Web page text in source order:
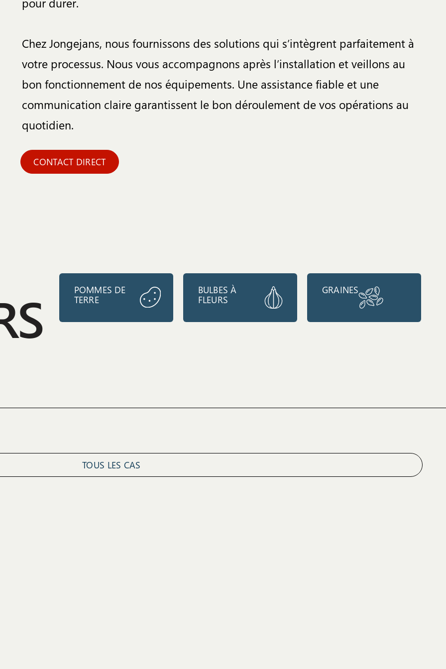
Chez Jongejans, nous fournissons des solutions qui s’intègrent parfaitement à
votre processus. Nous vous accompagnons après l’installation et veillons au
bon fonctionnement de nos équipements. Une assistance fiable et une
communication claire garantissent le bon déroulement de vos opérations au
quotidien.
CONTACT DIRECT
POMMES DE
TERRE
BULBES À
FLEURS
GRAINES
TOUS LES CAS